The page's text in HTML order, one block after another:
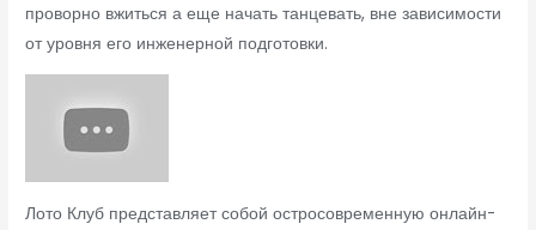
проворно вжиться а еще начать танцевать, вне зависимости
от уровня его инженерной подготовки.
Лото Клуб представляет собой остросовременную онлайн-